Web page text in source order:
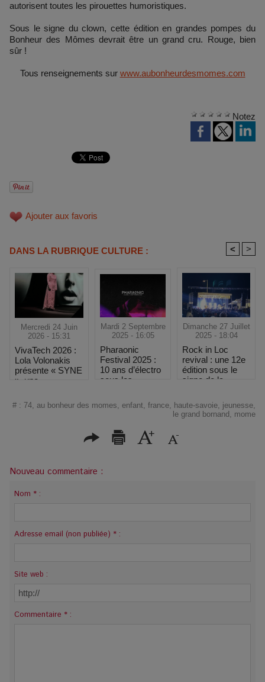
autorisent toutes les pirouettes humoristiques.
Sous le signe du clown, cette édition en grandes pompes du
Bonheur des Mômes devrait être un grand cru. Rouge, bien
sûr !
Tous renseignements sur www.aubonheurdesmomes.com
Notez
Ajouter aux favoris
DANS LA RUBRIQUE CULTURE : < >
Mercredi 24 Juin
2026 - 15:31
VivaTech 2026 :
Lola Volonakis
présente « SYNE
», une
immersive à la
croisée de l’art
Mardi 2 Septembre
2025 - 16:05
Pharaonic
Festival 2025 :
10 ans d’électro
sous les
fête à ne pas
manquer
Dimanche 27 Juillet
2025 - 18:04
Rock in Loc
revival : une 12e
édition sous le
signe de la
rock à Loctudy
# : 74 au bonheur des momes enfant france haute-savoie jeunesse
le grand bornand
mome
Nouveau commentaire :
Nom * :
Adresse email (non publiée) * :
Site web :
Commentaire * :